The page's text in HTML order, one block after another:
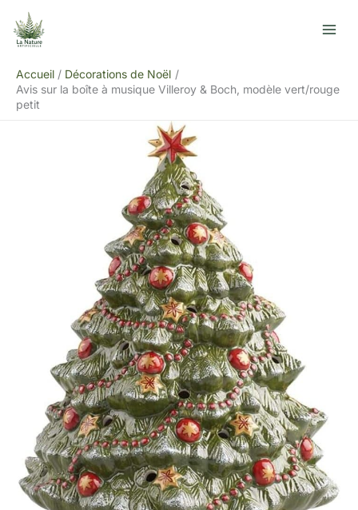
contenu
Accueil
Décorations de Noël
Avis sur la boîte à musique Villeroy & Boch, modèle vert/rouge
petit
e
h
e